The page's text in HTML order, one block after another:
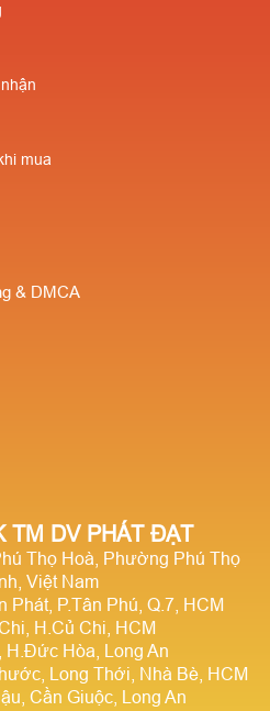
TM DV PHÁT ĐẠT
Thọ Hoà, Phường Phú Thọ
Việt Nam
Phát, P.Tân Phú, Q.7, HCM
H.Củ Chi, HCM
H.Đức Hòa, Long An
Long Thới, Nhà Bè, HCM
Cần Giuộc, Long An
mua